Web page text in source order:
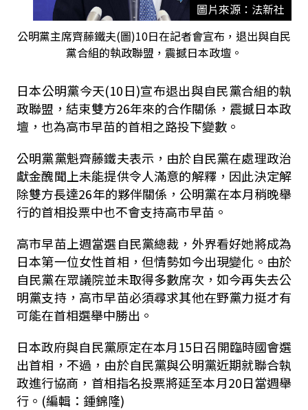
圖片來源：法新社
公明黨主席齊藤鐵夫(圖)10日在記者會宣布，退出與自民
黨合組的執政聯盟，震撼日本政壇。
日本公明黨今天(10日)宣布退出與自民黨合組的執
政聯盟，結束雙方26年來的合作關係，震撼日本政
壇，也為高市早苗的首相之路投下變數。
公明黨黨魁齊藤鐵夫表示，由於自民黨在處理政治
獻金醜聞上未能提供令人滿意的解釋，因此決定解
除雙方長達26年的夥伴關係，公明黨在本月稍晚舉
行的首相投票中也不會支持高市早苗。
高市早苗上週當選自民黨總裁，外界看好她將成為
日本第一位女性首相，但情勢如今出現變化。由於
自民黨在眾議院並未取得多數席次，如今再失去公
明黨支持，高市早苗必須尋求其他在野黨力挺才有
可能在首相選舉中勝出。
日本政府與自民黨原定在本月15日召開臨時國會選
出首相，不過，由於自民黨與公明黨近期就聯合執
政進行協商，首相指名投票將延至本月20日當週舉
行。(編輯：鍾錦隆)